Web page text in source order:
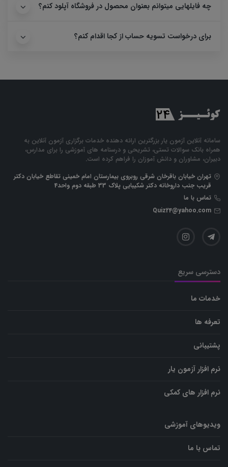
چه فایلهایی میتوانم بعنوان محصول در فروشگاه آپلود کنم؟
برای درخواست تسویه حساب از کجا اقدام کنم؟
سامانه آنلاین آزمون یار بزرگترین ارائه دهنده خدمات برگزاری آزمون آنلاین به
همراه بانک سوالات تستی، تشریحی و درسنامه های آموزشی را برای مدارس،
دبیران، مشاوران و دانش آموزان را فراهم کرده است.
تهران خیابان باقرخان شرقی روبروی بیمارستان امام خمینی تقاطع خیابان دکتر
قریب جنب داروخانه دکتر شکیبایی پلاک 33 طبقه دوم واحد4
تماس با ما
Quiz24@yahoo.com
دسترسی سریع
خدمات ما
تعرفه ها
پشتیبانی
نرم افزار آزمون یار
نرم افزار های کمکی
ویدیوهای آموزشی
تماس با ما